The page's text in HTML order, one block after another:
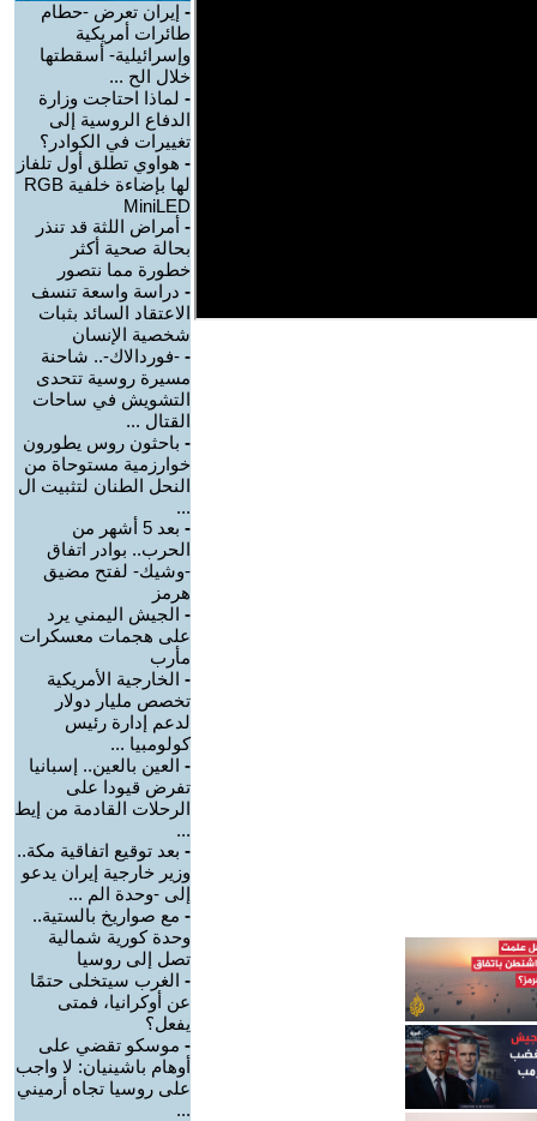
- إيران تعرض -حطام
طائرات أمريكية
وإسرائيلية- أسقطتها
خلال الح ...
- لماذا احتاجت وزارة
الدفاع الروسية إلى
تغييرات في الكوادر؟
- هواوي تطلق أول تلفاز
لها بإضاءة خلفية RGB
MiniLED
- أمراض اللثة قد تنذر
بحالة صحية أكثر
خطورة مما نتصور
- دراسة واسعة تنسف
الاعتقاد السائد بثبات
شخصية الإنسان
- -فوردالاك-.. شاحنة
مسيرة روسية تتحدى
التشويش في ساحات
القتال ...
- باحثون روس يطورون
خوارزمية مستوحاة من
النحل الطنان لتثبيت ال
...
-
بعد 5 أشهر من
الحرب.. بوادر اتفاق
-وشيك- لفتح مضيق
هرمز
- الجيش اليمني يرد
على هجمات معسكرات
مأرب
- الخارجية الأمريكية
تخصص مليار دولار
لدعم إدارة رئيس
كولومبيا ...
- العين بالعين.. إسبانيا
تفرض قيودا على
الرحلات القادمة من إيط
...
- بعد توقيع اتفاقية مكة..
وزير خارجية إيران يدعو
إلى -وحدة الم ...
- مع صواريخ بالستية..
وحدة كورية شمالية
تصل إلى روسيا
- الغرب سيتخلى حتمًا
عن أوكرانيا، فمتى
يفعل؟
- موسكو تقضي على
أوهام باشينيان: لا واجب
على روسيا تجاه أرميني
...